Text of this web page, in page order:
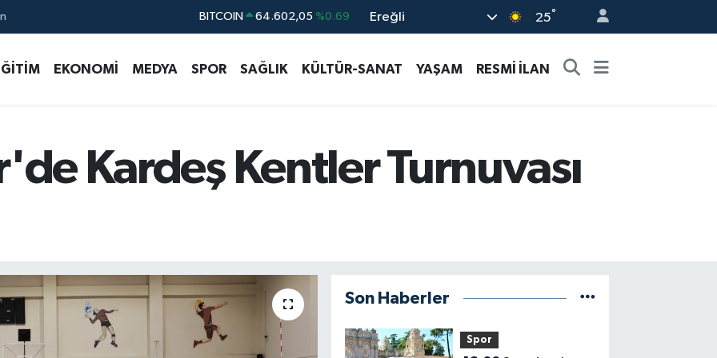
DOLAR 47,5986 %0.06 Ereğli 25°
EKONOMİ MEDYA SPOR SAĞLIK KÜLTÜR-SANAT YAŞAM RESMİ İLAN
Kardeş Kentler Turnuvası
Son Haberler
Spor